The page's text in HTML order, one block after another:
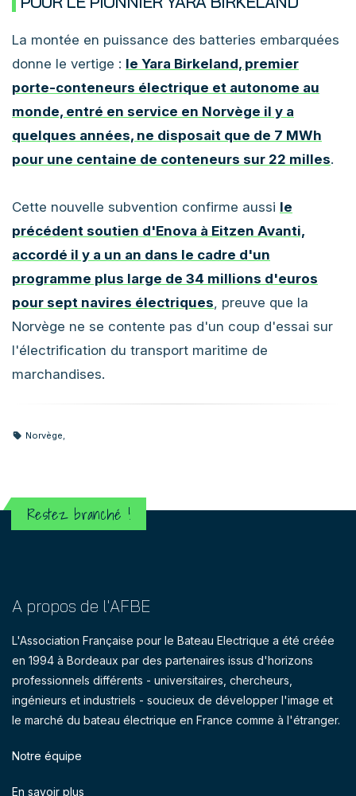
La montée en puissance des batteries embarquées
donne le vertige : le Yara Birkeland, premier
porte-conteneurs électrique et autonome au
monde, entré en service en Norvège il y a
quelques années, ne disposait que de 7 MWh
pour une centaine de conteneurs sur 22 milles.
Cette nouvelle subvention confirme aussi le
précédent soutien d'Enova à Eitzen Avanti,
accordé il y a un an dans le cadre d'un
programme plus large de 34 millions d'euros
pour sept navires électriques, preuve que la
Norvège ne se contente pas d'un coup d'essai sur
l'électrification du transport maritime de
marchandises.
Norvège,
Restez branché !
A propos de l'AFBE
L'Association Française pour le Bateau Electrique a été créée
en 1994 à Bordeaux par des partenaires issus d'horizons
professionnels différents - universitaires, chercheurs,
ingénieurs et industriels - soucieux de développer l'image et
le marché du bateau électrique en France comme à l'étranger.
Notre équipe
En savoir plus